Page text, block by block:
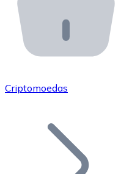
API Bitnovo
Integre nossa API
Junte-se à nossa
Adicione o token
Criptomoedas